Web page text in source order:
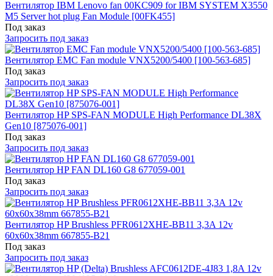
Вентилятор IBM Lenovo fan 00KC909 for IBM SYSTEM X3550
M5 Server hot plug Fan Module [00FK455]
Под заказ
Запросить под заказ
Вентилятор EMC Fan module VNX5200/5400 [100-563-685]
Под заказ
Запросить под заказ
Вентилятор HP SPS-FAN MODULE High Performance DL38X
Gen10 [875076-001]
Под заказ
Запросить под заказ
Вентилятор HP FAN DL160 G8 677059-001
Под заказ
Запросить под заказ
Вентилятор HP Brushless PFR0612XHE-BB11 3,3A 12v
60x60x38mm 667855-B21
Под заказ
Запросить под заказ